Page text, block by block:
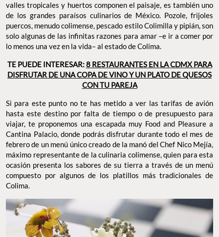
valles tropicales y huertos componen el paisaje, es también uno
de los grandes paraísos culinarios de México. Pozole, frijoles
puercos, menudo colimense, pescado estilo Colimilla y pipián, son
solo algunas de las infinitas razones para amar –e ir a comer por
lo menos una vez en la vida– al estado de Colima.
TE PUEDE INTERESAR:8 RESTAURANTES EN LA CDMX PARA
DISFRUTAR DE UNA COPA DE VINO Y UN PLATO DE QUESOS
CON TU PAREJA
Si para este punto no te has metido a ver las tarifas de avión
hasta este destino por falta de tiempo o de presupuesto para
viajar, te proponemos una escapada muy Food and Pleasure a
Cantina Palacio, donde podrás disfrutar durante todo el mes de
febrero de un menú único creado de la manó del Chef Nico Mejía,
máximo representante de la culinaria colimense, quien para esta
ocasión presenta los sabores de su tierra a través de un menú
compuesto por algunos de los platillos más tradicionales de
Colima.